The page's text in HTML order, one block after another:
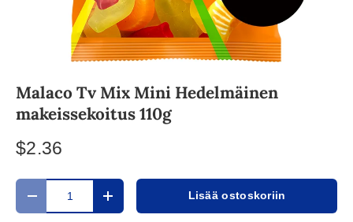
Malaco Tv Mix Mini Hedelmäinen
makeissekoitus 110g
$2.36
Määrä
Translation missing: fi.cart.items.decrease_quantity
Translation missing:Lisää ostoskoriin